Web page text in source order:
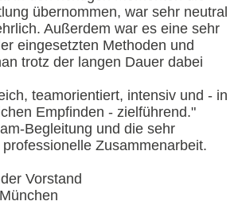
übernommen, war sehr neutral
Außerdem war es eine sehr
eingesetzten Methoden und
trotz der langen Dauer dabei
teamorientiert, intensiv und - in
Empfinden - zielführend."
Begleitung und die sehr
Zusammenarbeit.
Vorstand